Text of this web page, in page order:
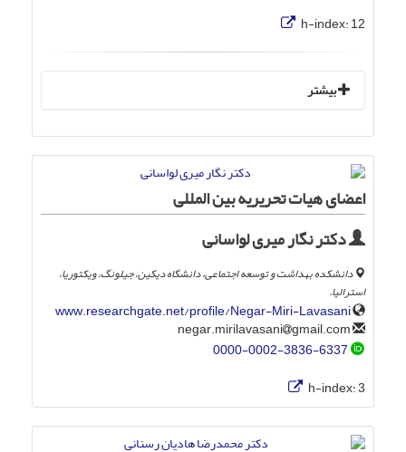
h-index:12
بیشتر
اعضای هیات تحریریه بین المللی
دکتر نگار میری لواسانی
دانشکده بهداشت و توسعه اجتماعی، دانشگاه دیکین، جیلونگ، ویکتوریا،
استرالیا.
www.researchgate.net/profile/Negar-Miri-Lavasani
gmail.com
0000-0002-3836-6337
h-index:3